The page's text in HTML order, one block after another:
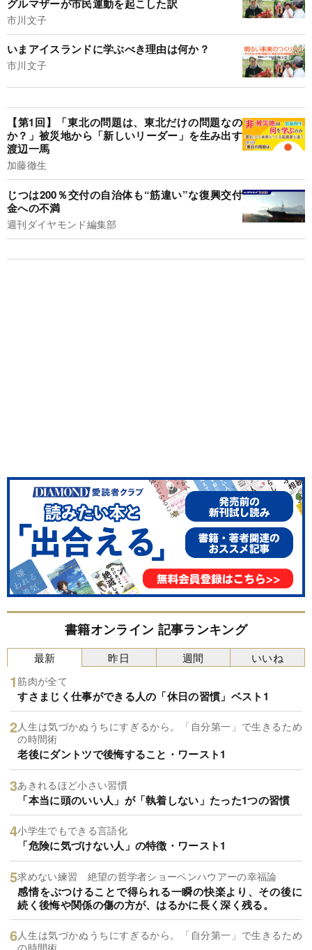
グルマザーが市民運動を起こした訳
市川文子
いまアイスランドに学ぶべき理由は何か？
市川文子
【第1回】「東北の問題は、東北だけの問題なの
か？」被災地から「新しいリーダー」を生み出す
渡辺一馬
加藤徹生
じつは200％交付の自治体も“筋違い”な復興交付
金への不満
週刊ダイヤモンド編集部
書籍オンライン 記事ランキング
最新
筋肉が全て
すさまじく仕事ができる人の「休日の習慣」ベスト1
人生は気づかぬうちにすぎるから。「自分第一」で生きるため
の時間術
老後にダントツで後悔すること・ワースト1
あきれるほど小さい習慣
「本当に頭のいい人」が「執着しない」たった1つの習慣
小学生でもできる言語化
「危険に気づけない人」の特徴・ワースト1
求めない練習 絶望の哲学者ショーペンハウアーの幸福論
感情をぶつけることで得られる一瞬の快楽より、その後に
続く後悔や関係の傷の方が、はるかに長く深く残る。
人生は気づかぬうちにすぎるから。「自分第一」で生きるため
昨日 週間 いいね